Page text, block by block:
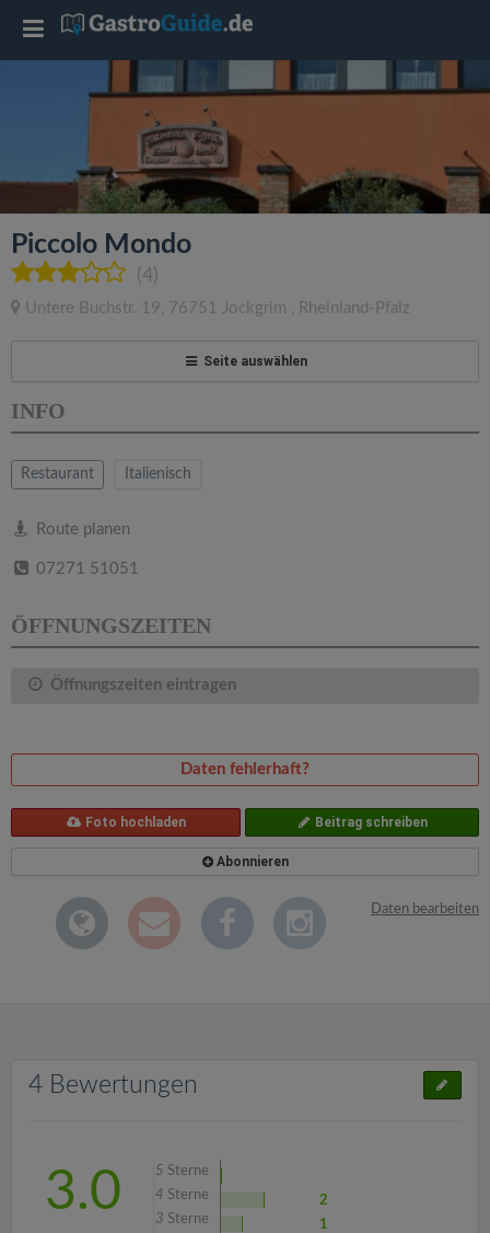
Piccolo Mondo
(4)
Untere Buchstr. 19, 76751 Jockgrim , Rheinland-Pfalz
Seite auswählen
INFO
Restaurant Italienisch
Route planen
07271 51051
ÖFFNUNGSZEITEN
Öffnungszeiten eintragen
Daten fehlerhaft?
Foto hochladen Beitrag schreiben
Abonnieren
Daten bearbeiten
4 Bewertungen
3.0 5 Sterne
4 Sterne
2
3 Sterne
1
T
l
e
a
v
i
o